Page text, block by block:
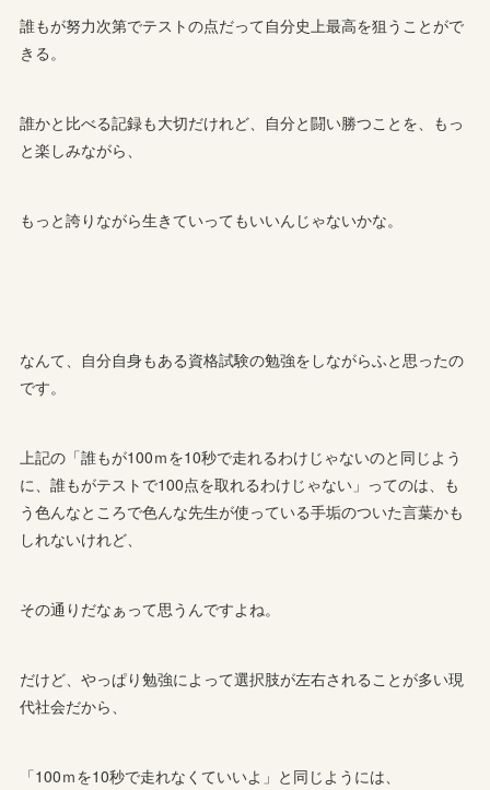
誰もが努力次第でテストの点だって自分史上最高を狙うことがで
きる。
誰かと比べる記録も大切だけれど、自分と闘い勝つことを、もっ
と楽しみながら、
もっと誇りながら生きていってもいいんじゃないかな。
なんて、自分自身もある資格試験の勉強をしながらふと思ったの
です。
上記の「誰もが100ｍを10秒で走れるわけじゃないのと同じよう
に、誰もがテストで100点を取れるわけじゃない」ってのは、も
う色んなところで色んな先生が使っている手垢のついた言葉かも
しれないけれど、
その通りだなぁって思うんですよね。
だけど、やっぱり勉強によって選択肢が左右されることが多い現
代社会だから、
「100ｍを10秒で走れなくていいよ」と同じようには、